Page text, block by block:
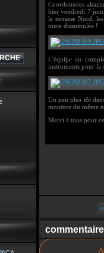
Coordonnées
hier vendredi 7 juin
la terrasse Nord,
toute dissumulée !
L'équipe au
instruments pour la
Un peu plus tôt
monture du même
Merci à tous pour